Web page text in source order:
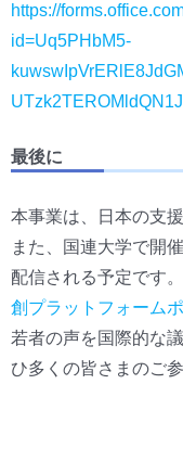
https://
id=Uq5PHbM5-
最後に
本事業は、日本の支
また、国連大学で開
配信される予定です
創プラットフォーム
若者の声を国際的な
ひ多くの皆さまのご